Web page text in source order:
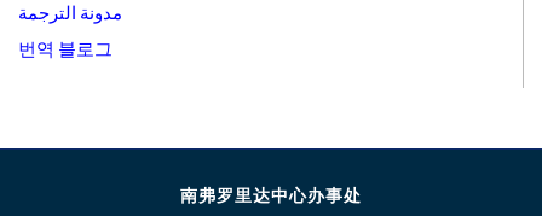
مدونة الترجمة
번역 블로그
南弗罗里达中心办事处